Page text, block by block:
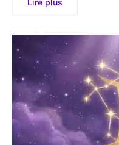
Lire plus